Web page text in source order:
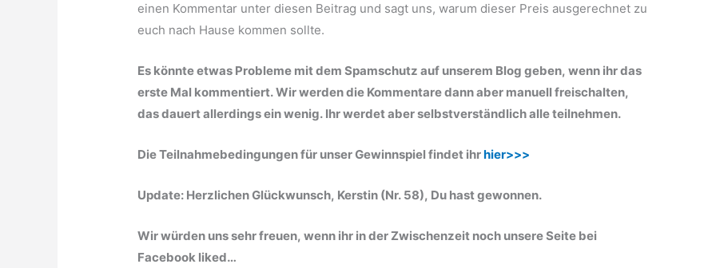
einen Kommentar unter diesen Beitrag und sagt uns, warum dieser Preis ausgerechnet zu
euch nach Hause kommen sollte.
Es könnte etwas Probleme mit dem Spamschutz auf unserem Blog geben, wenn ihr das
erste Mal kommentiert. Wir werden die Kommentare dann aber manuell freischalten,
das dauert allerdings ein wenig. Ihr werdet aber selbstverständlich alle teilnehmen.
Die Teilnahmebedingungen für unser Gewinnspiel findet ihrhier>>>
Update: Herzlichen Glückwunsch, Kerstin (Nr. 58), Du hast gewonnen.
Wir würden uns sehr freuen, wenn ihr in der Zwischenzeit noch unsere Seite bei
Facebook liked…